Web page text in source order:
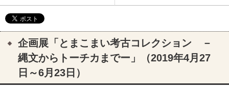
企画展「とまこまい考古コレクション －
縄文からトーチカまでー」（2019年4月27
日～6月23日）